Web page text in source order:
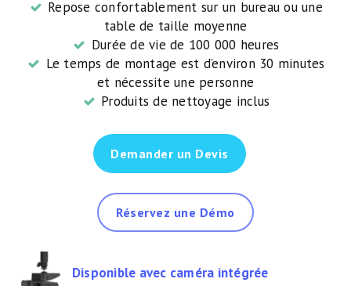
Repose confortablement sur un bureau ou une
table de taille moyenne
Durée de vie de 100 000 heures
Le temps de montage est d’environ 30 minutes
et nécessite une personne
Produits de nettoyage inclus
Demander un Devis
Réservez une Démo
Disponible avec caméra intégrée